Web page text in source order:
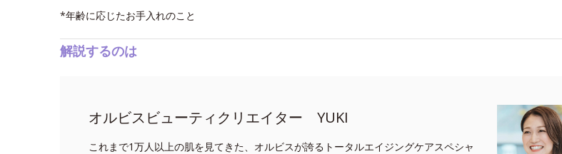
*年齢に応じたお手入れのこと
解説するのは
オルビスビューティクリエイター YUKI
これまで1万人以上の肌を見てきた、オルビスが誇るトータルエイジングケアスペシャ